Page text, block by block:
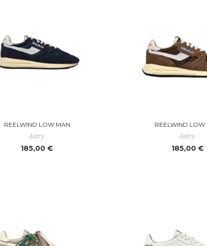
REELWIND LOW MAN
Autry
185,00 €
REELWIND LOW
Autry
185,00 €